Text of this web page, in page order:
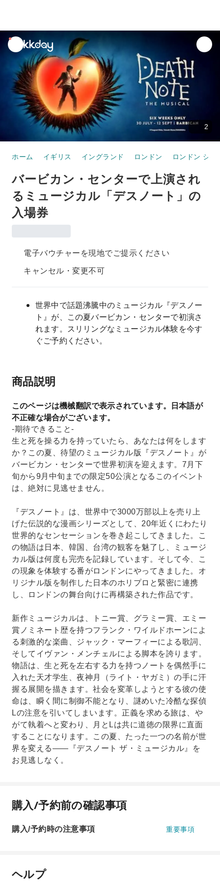
unread
notifications
2
ホーム イギリス イングランド ロンドン ロンドン シテ
バービカン・センターで上演され
るミュージカル「デスノート」の
入場券
電子バウチャーを現地でご提示ください
キャンセル・変更不可
世界中で話題沸騰中のミュージカル『デスノー
ト』が、この夏バービカン・センターで初演さ
れます。スリリングなミュージカル体験を今す
ぐご予約ください。
商品説明
このページは機械翻訳で表示されています。日本語が
不正確な場合がございます。
-期待できること-
生と死を操る力を持っていたら、あなたは何をします
か？この夏、待望のミュージカル版『デスノート』が
バービカン・センターで世界初演を迎えます。7月下
旬から9月中旬までの限定50公演となるこのイベント
は、絶対に見逃せません。
『デスノート』は、世界中で3000万部以上を売り上
げた伝説的な漫画シリーズとして、20年近くにわたり
世界的なセンセーションを巻き起こしてきました。こ
の物語は日本、韓国、台湾の観客を魅了し、ミュージ
カル版は何度も完売を記録しています。そして今、こ
の現象を体験する番がロンドンにやってきました。オ
リジナル版を制作した日本のホリプロと緊密に連携
し、ロンドンの舞台向けに再構築された作品です。
新作ミュージカルは、トニー賞、グラミー賞、エミー
賞ノミネート歴を持つフランク・ワイルドホーンによ
る刺激的な楽曲、ジャック・マーフィーによる歌詞、
そしてイヴァン・メンチェルによる脚本を誇ります。
物語は、生と死を左右する力を持つノートを偶然手に
入れた天才学生、夜神月（ライト・ヤガミ）の手に汗
握る展開を描きます。社会を変革しようとする彼の使
命は、瞬く間に制御不能となり、謎めいた冷酷な探偵
Lの注意を引いてしまいます。正義を求める旅は、や
がて執着へと変わり、月とLは共に道徳の限界に直面
することになります。この夏、たった一つの名前が世
界を変える――『デスノート ザ・ミュージカル』を
お見逃しなく。
購入/予約前の確認事項
購入/予約時の注意事項 重要事項
ヘルプ